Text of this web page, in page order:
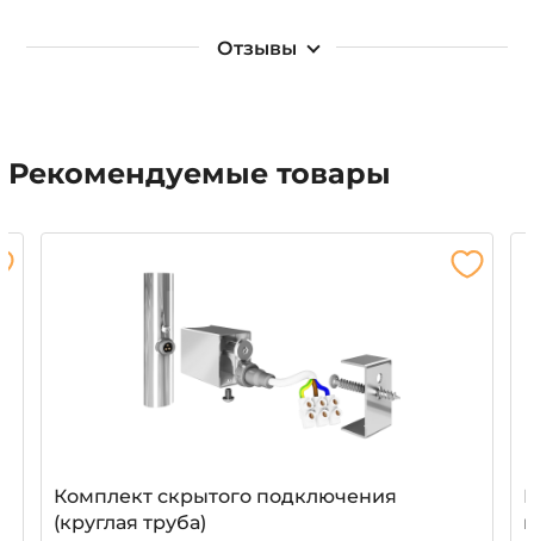
Отзывы
Рекомендуемые товары
Комплект скрытого подключения
(круглая труба)